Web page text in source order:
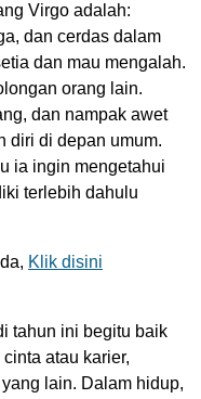
Virgo adalah:
dan cerdas dalam
dan mau mengalah.
orang lain.
dan nampak awet
diri di depan umum.
ia ingin mengetahui
terlebih dahulu
Klik disini
tahun ini begitu baik
atau karier,
lain. Dalam hidup,